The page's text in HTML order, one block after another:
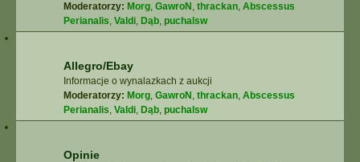
Moderatorzy: Morg, GawroN , thrackan, Abscessus
Perianalis, Valdi, Dąb, puchalsw
Allegro/Ebay
Informacje o wynalazkach z aukcji
Moderatorzy: Morg, GawroN , thrackan, Abscessus
Perianalis, Valdi, Dąb, puchalsw
Opinie